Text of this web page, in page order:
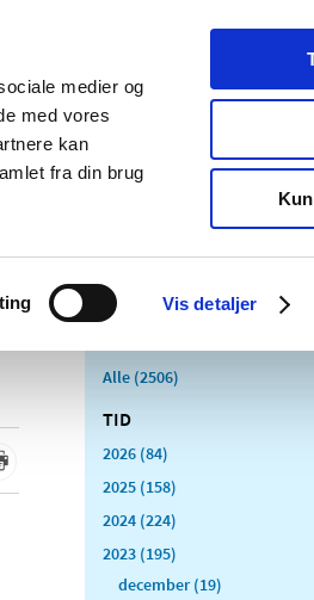
medier og
med vores
kan
fra din brug
Vis detaljer
Udgivelser
Medicinsk
Særlige
produktområder
Alle (2506)
TID
2026 (84)
2025 (158)
2024 (224)
2023 (195)
december (19)